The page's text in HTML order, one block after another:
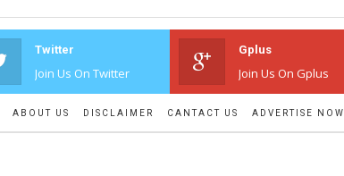
Twitter
Join Us On Twitter
Gplus
Join Us On Gplus
ABOUT US DISCLAIMER CANTACT US ADVERTISE NOW